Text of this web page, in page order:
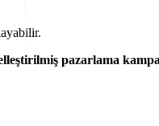
pazarlama